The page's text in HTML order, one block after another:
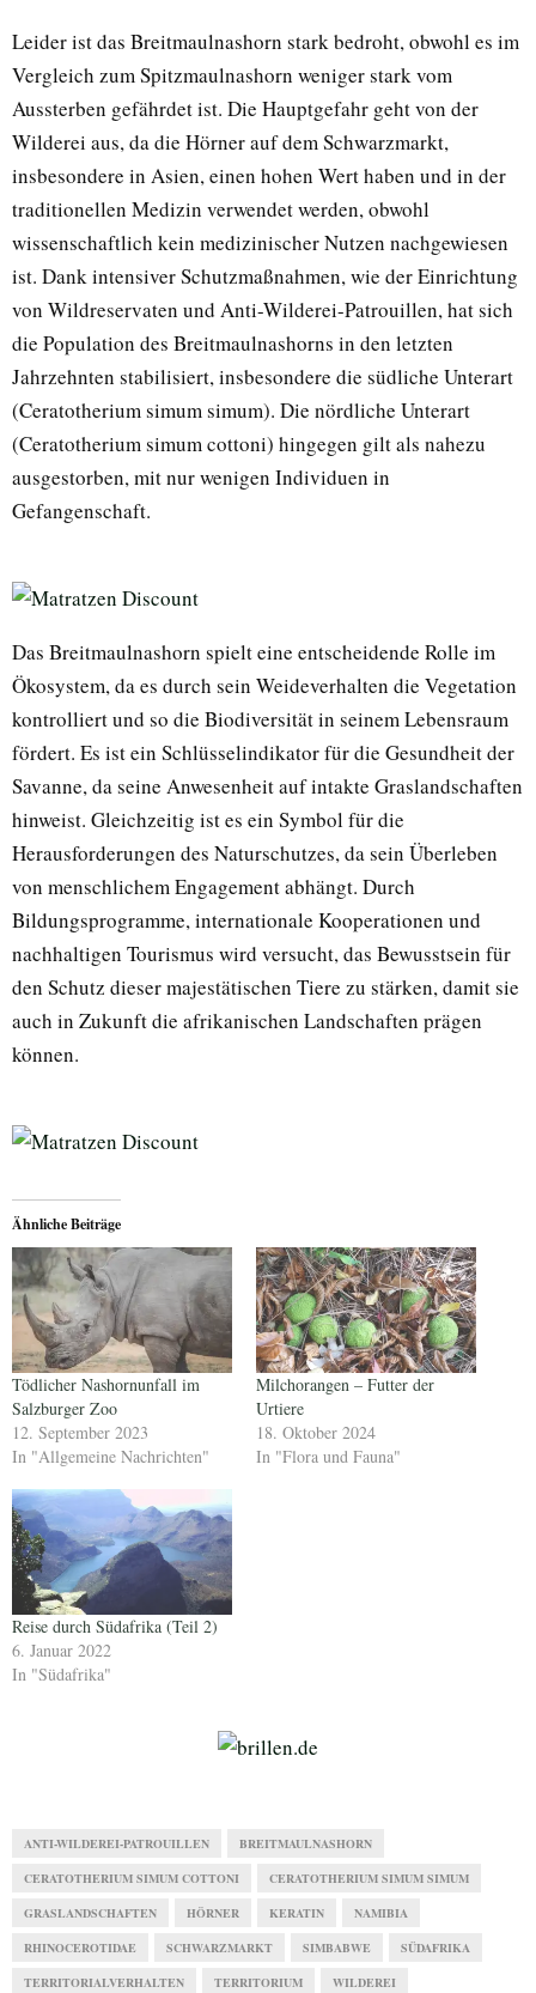
Leider ist das Breitmaulnashorn stark bedroht, obwohl es im
Vergleich zum Spitzmaulnashorn weniger stark vom
Aussterben gefährdet ist. Die Hauptgefahr geht von der
Wilderei aus, da die Hörner auf dem Schwarzmarkt,
insbesondere in Asien, einen hohen Wert haben und in der
traditionellen Medizin verwendet werden, obwohl
wissenschaftlich kein medizinischer Nutzen nachgewiesen
ist. Dank intensiver Schutzmaßnahmen, wie der Einrichtung
von Wildreservaten und Anti-Wilderei-Patrouillen, hat sich
die Population des Breitmaulnashorns in den letzten
Jahrzehnten stabilisiert, insbesondere die südliche Unterart
(Ceratotherium simum simum). Die nördliche Unterart
(Ceratotherium simum cottoni) hingegen gilt als nahezu
ausgestorben, mit nur wenigen Individuen in
Gefangenschaft.
Das Breitmaulnashorn spielt eine entscheidende Rolle im
Ökosystem, da es durch sein Weideverhalten die Vegetation
kontrolliert und so die Biodiversität in seinem Lebensraum
fördert. Es ist ein Schlüsselindikator für die Gesundheit der
Savanne, da seine Anwesenheit auf intakte Graslandschaften
hinweist. Gleichzeitig ist es ein Symbol für die
Herausforderungen des Naturschutzes, da sein Überleben
von menschlichem Engagement abhängt. Durch
Bildungsprogramme, internationale Kooperationen und
nachhaltigen Tourismus wird versucht, das Bewusstsein für
den Schutz dieser majestätischen Tiere zu stärken, damit sie
auch in Zukunft die afrikanischen Landschaften prägen
können.
Ähnliche Beiträge
Tödlicher Nashornunfall im
Salzburger Zoo
12. September 2023
In "Allgemeine Nachrichten"
Milchorangen – Futter der
Urtiere
18. Oktober 2024
In "Flora und Fauna"
Reise durch Südafrika (Teil 2)
6. Januar 2022
In "Südafrika"
ANTI-WILDEREI-PATROUILLEN BREITMAULNASHORN
CERATOTHERIUM SIMUM COTTONI CERATOTHERIUM SIMUM SIMUM
GRASLANDSCHAFTEN HÖRNER KERATIN NAMIBIA
RHINOCEROTIDAE SCHWARZMARKT SIMBABWE SÜDAFRIKA
TERRITORIALVERHALTEN TERRITORIUM WILDEREI